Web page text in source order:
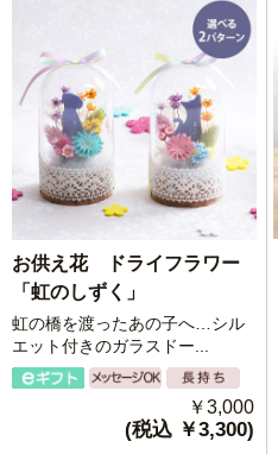
お供え花 ドライフラワー
「虹のしずく」
虹の橋を渡ったあの子へ…シル
エット付きのガラスドー...
￥3,000
(税込 ￥3,300)